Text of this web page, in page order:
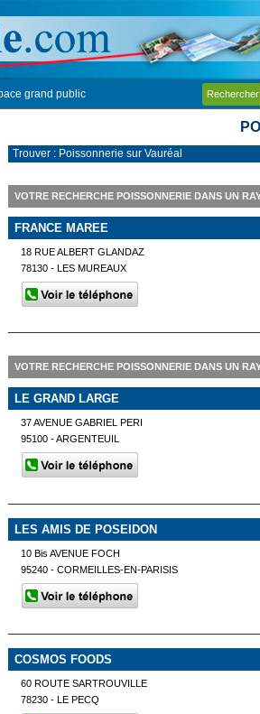
grand public Rechercher
Trouver : Poissonnerie sur Vauréal
VOTRE RECHERCHE POISSONNERIE DANS UN
FRANCE MAREE
18 RUE ALBERT GLANDAZ
78130 - LES MUREAUX
VOTRE RECHERCHE POISSONNERIE DANS UN
LE GRAND LARGE
37 AVENUE GABRIEL PERI
95100 - ARGENTEUIL
LES AMIS DE POSEIDON
10 Bis AVENUE FOCH
95240 - CORMEILLES-EN-PARISIS
COSMOS FOODS
60 ROUTE SARTROUVILLE
78230 - LE PECQ